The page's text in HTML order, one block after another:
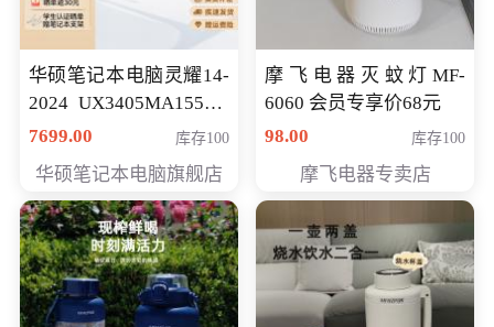
华硕笔记本电脑灵耀14-
2024 UX3405MA155夜
空蓝 oled 智慧轻薄本 会
7699.00 库存100
华硕笔记本电脑旗舰店
摩飞电器灭蚊灯MF-
6060 会员专享价68元
98.00
库存100
摩飞电器专卖店